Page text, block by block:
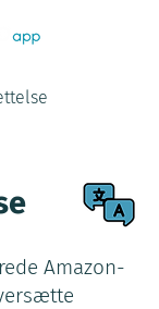
Amazon-